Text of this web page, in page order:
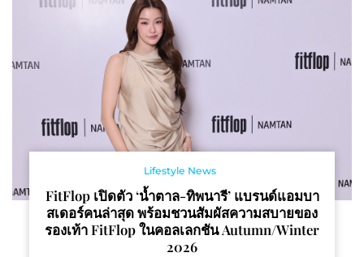
Lifestyle News
FitFlop เปิดตัว ‘น้ำตาล-ทิพนารี’ แบรนด์แอมบา
สเดอร์คนล่าสุด พร้อมชวนสัมผัสความสบายของ
รองเท้า FitFlop ในคอลเลกชัน Autumn/Winter
2026